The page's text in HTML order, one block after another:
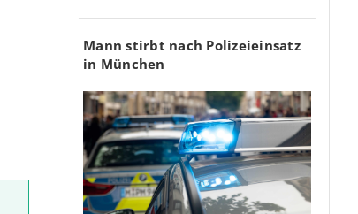
Mann stirbt nach Polizeieinsatz
in München